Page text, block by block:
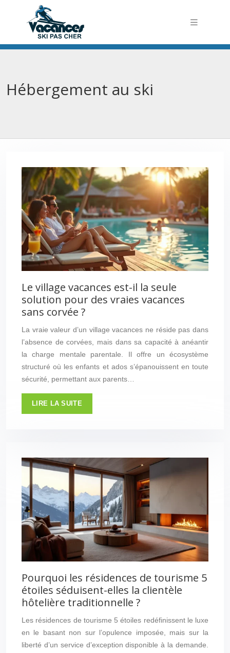
Hébergement au ski
Le village vacances est-il la seule
solution pour des vraies vacances
sans corvée ?
La vraie valeur d’un village vacances ne réside pas dans
l’absence de corvées, mais dans sa capacité à anéantir
la charge mentale parentale. Il offre un écosystème
structuré où les enfants et ados s’épanouissent en toute
sécurité, permettant aux parents…
LIRE LA SUITE
Pourquoi les résidences de tourisme 5
étoiles séduisent-elles la clientèle
hôtelière traditionnelle ?
Les résidences de tourisme 5 étoiles redéfinissent le luxe
en le basant non sur l’opulence imposée, mais sur la
liberté d’un service d’exception disponible à la demande.